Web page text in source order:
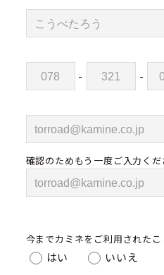
- -
確認のためもう一度ご入力くだ
今までカミネをご利用された
はい いいえ